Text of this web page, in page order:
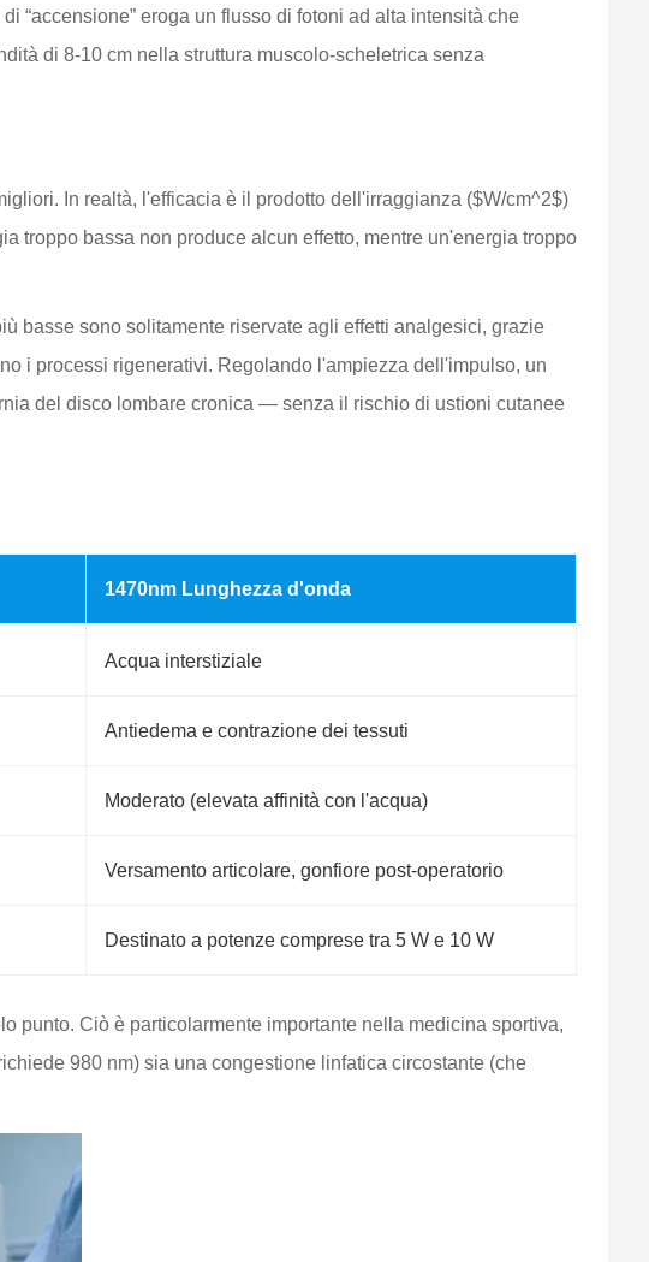
“accensione” eroga un flusso di fotoni ad alta intensità che
di 8-10 cm nella struttura muscolo-scheletrica senza
In realtà, l'efficacia è il prodotto dell'irraggianza ($W/cm^2$)
troppo bassa non produce alcun effetto, mentre un'energia troppo
basse sono solitamente riservate agli effetti analgesici, grazie
i processi rigenerativi. Regolando l'ampiezza dell'impulso, un
del disco lombare cronica — senza il rischio di ustioni cutanee
1470nm Lunghezza d'onda
Acqua interstiziale
Antiedema e contrazione dei tessuti
Moderato (elevata affinità con l'acqua)
Versamento articolare, gonfiore post-operatorio
Destinato a potenze comprese tra 5 W e 10 W
punto. Ciò è particolarmente importante nella medicina sportiva,
980 nm) sia una congestione linfatica circostante (che